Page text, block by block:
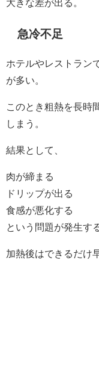
大きな差が出る。
急冷不足
ホテルやレストラン
が多い。
このとき粗熱を長時
しまう。
結果として、
肉が締まる
ドリップが出る
食感が悪化する
という問題が発生す
加熱後はできるだけ